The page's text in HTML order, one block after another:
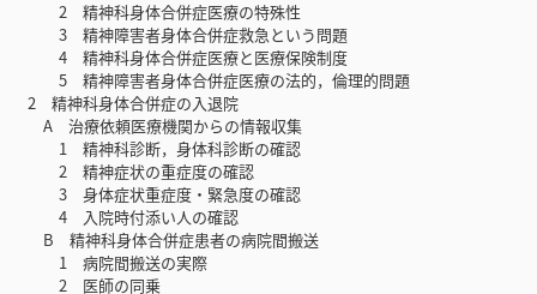
2 精神科身体合併症医療の特殊性
3 精神障害者身体合併症救急という問題
4 精神科身体合併症医療と医療保険制度
5 精神障害者身体合併症医療の法的，倫理的問題
2 精神科身体合併症の入退院
A 治療依頼医療機関からの情報収集
1 精神科診断，身体科診断の確認
2 精神症状の重症度の確認
3 身体症状重症度・緊急度の確認
4 入院時付添い人の確認
B 精神科身体合併症患者の病院間搬送
1 病院間搬送の実際
2 医師の同乗